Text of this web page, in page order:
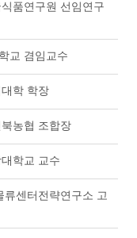
품연구원 선임연구
교 겸임교수
학 학장
농협 조합장
학교 교수
류센터전략연구소 고